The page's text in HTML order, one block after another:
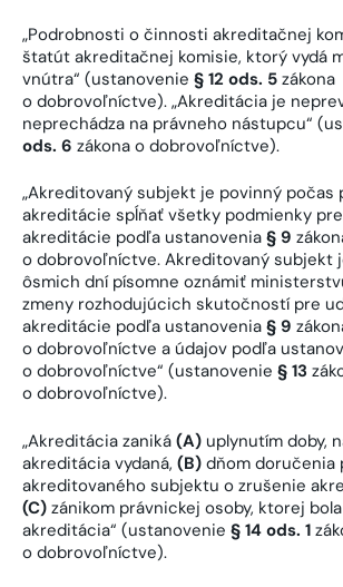
„Podrobnosti o činnosti akreditačnej
štatút akreditačnej komisie, ktorý vydá
vnútra“ (ustanovenie § 12 ods. 5 zákona
o dobrovoľníctve). „Akreditácia je
neprechádza na právneho nástupcu“
ods. 6 zákona o dobrovoľníctve).
„Akreditovaný subjekt je povinný počas
akreditácie spĺňať všetky podmienky
akreditácie podľa ustanovenia § 9
o dobrovoľníctve. Akreditovaný subjekt
ôsmich dní písomne oznámiť
zmeny rozhodujúcich skutočností pre
akreditácie podľa ustanovenia § 9
o dobrovoľníctve a údajov podľa
o dobrovoľníctve“ (ustanovenie § 13
o dobrovoľníctve).
„Akreditácia zaniká (A) uplynutím doby,
akreditácia vydaná, (B) dňom doručenia
akreditovaného subjektu o zrušenie
(C) zánikom právnickej osoby, ktorej
akreditácia“ (ustanovenie § 14 ods. 1
o dobrovoľníctve).